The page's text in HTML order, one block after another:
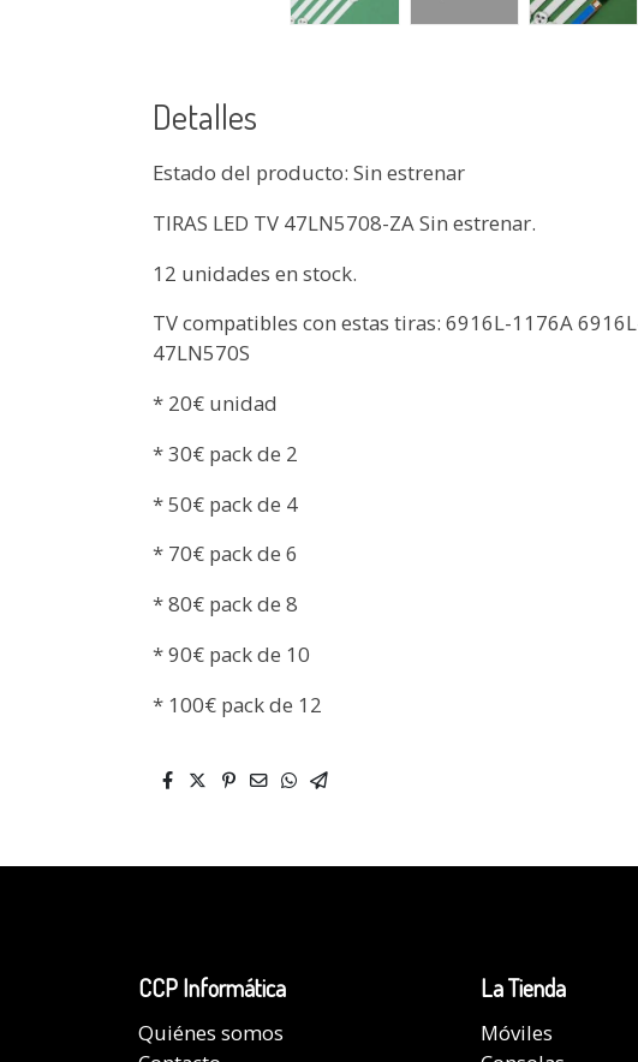
Detalles
Estado del producto: Sin estrenar
TIRAS LED TV 47LN5708-ZA Sin estrenar.
12 unidades en stock.
TV compatibles con estas tiras: 6916L-1176A
47LN570S
* 20€ unidad
* 30€ pack de 2
* 50€ pack de 4
* 70€ pack de 6
* 80€ pack de 8
* 90€ pack de 10
* 100€ pack de 12
CCP Informática
Quiénes somos
La Tienda
Móviles